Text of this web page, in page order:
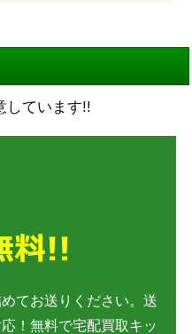
しています!!
てお送りください。送
！無料で宅配買取キッ